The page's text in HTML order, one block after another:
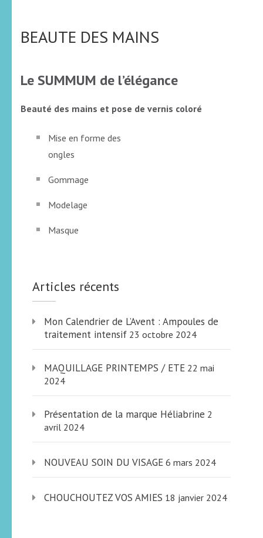
BEAUTE DES MAINS
Le SUMMUM de l’élégance
Beauté des mains et pose de vernis coloré
Mise en forme des
ongles
Gommage
Modelage
Masque
Articles récents
Mon Calendrier de L’Avent : Ampoules de
traitement intensif 23 octobre 2024
MAQUILLAGE PRINTEMPS / ETE 22 mai
2024
Présentation de la marque Héliabrine 2
avril 2024
NOUVEAU SOIN DU VISAGE 6 mars 2024
CHOUCHOUTEZ VOS AMIES 18 janvier 2024